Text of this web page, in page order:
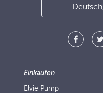
Einkaufen
Elvie Pump